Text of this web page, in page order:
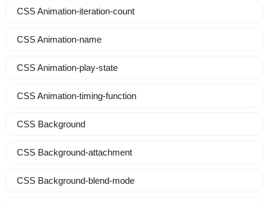
CSS Animation-iteration-count
CSS Animation-name
CSS Animation-play-state
CSS Animation-timing-function
CSS Background
CSS Background-attachment
CSS Background-blend-mode